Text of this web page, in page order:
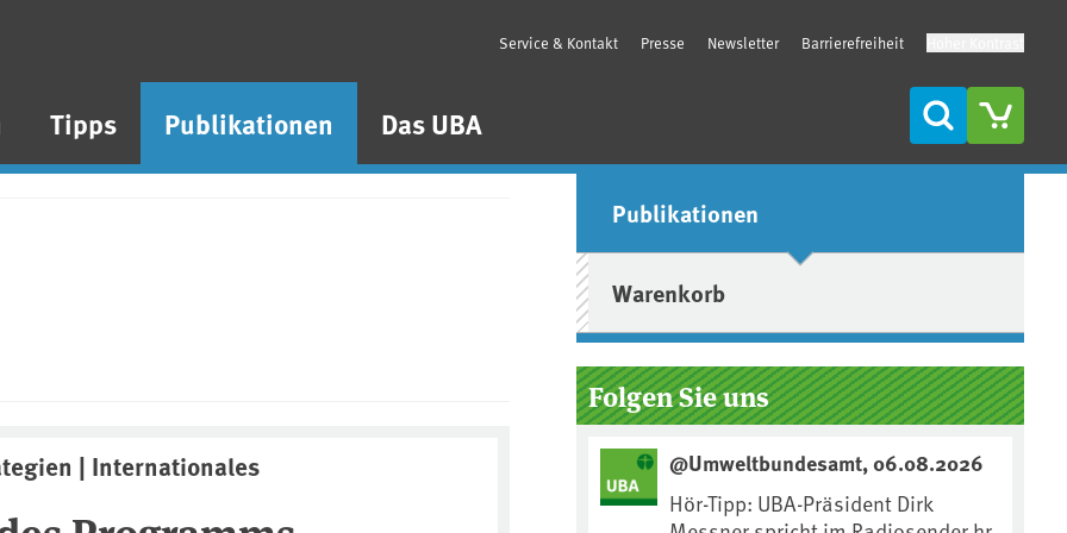
Tipps Publikationen Das UBA
Service & Kontakt Presse Newsletter Barrierefreiheit
Suche
| Internationales
Seitenleiste
Publikationen
Warenkorb
Folgen Sie uns
@Umweltbundesamt, 06.08.2026
Hör-Tipp: UBA-Präsident Dirk